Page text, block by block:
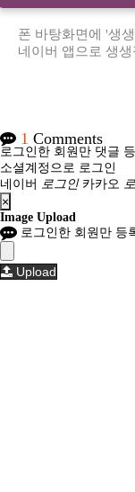
폰 바탕화면에 '생
네이버 앱으로 생
1 Comments
로그인한 회원만 댓글
소셜계정으로 로그인
네이버 로그인 카카오
×
Image Upload
로그인한 회원만 등
Upload